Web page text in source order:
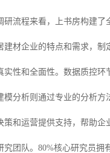
流程来看，上书房构建
材企业的特点和需求，
性和全面性。数据质控
分析则通过专业的分析
和运营提供支持，帮助企
团队。80%核心研究员